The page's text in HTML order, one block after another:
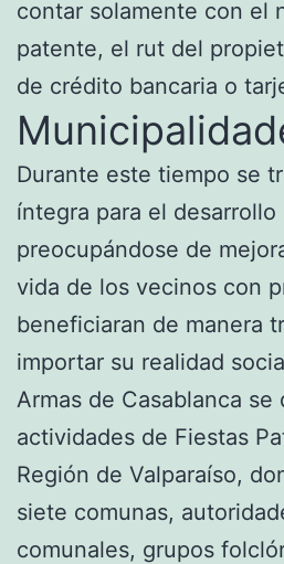
contar solamente con el
patente, el rut del
de crédito bancaria o
Durante este tiempo se
íntegra para el desarrollo
preocupándose de
vida de los vecinos con
beneficiaran de manera
importar su realidad
Armas de Casablanca se
actividades de Fiestas
Región de Valparaíso,
siete comunas,
comunales, grupos